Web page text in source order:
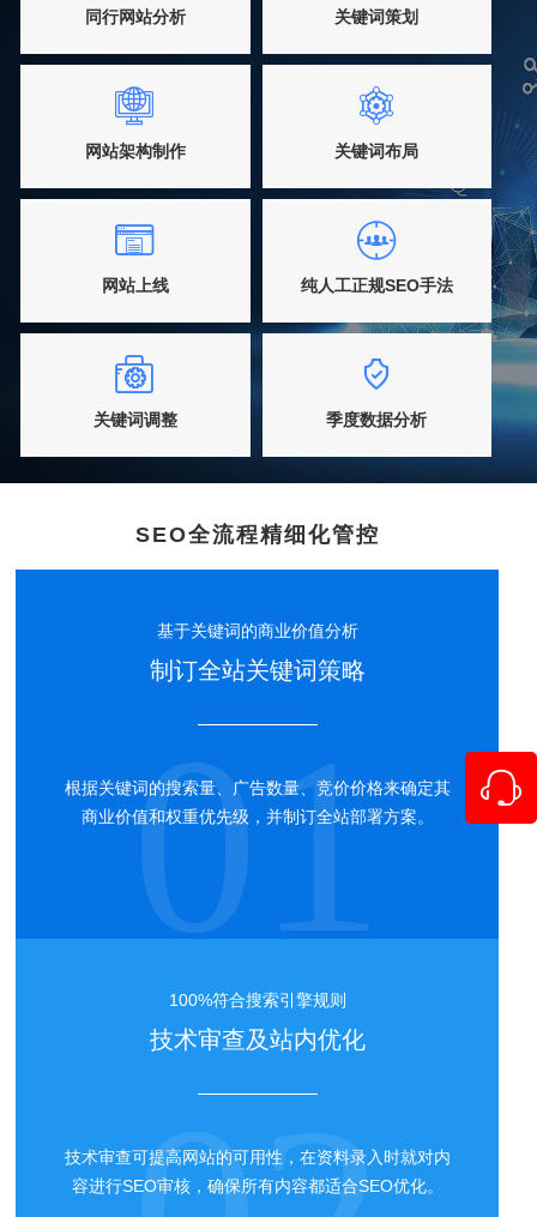
同行网站分析 关键词策划
网站架构制作 关键词布局
网站上线 纯人工正规SEO手法
关键词调整 季度数据分析
SEO全流程精细化管控
01
基于关键词的商业价值分析
制订全站关键词策略
根据关键词的搜索量、广告数量、竞价价格来确定其
商业价值和权重优先级，并制订全站部署方案。
100%符合搜索引擎规则
技术审查及站内优化
技术审查可提高网站的可用性，在资料录入时就对内
容进行SEO审核，确保所有内容都适合SEO优化。